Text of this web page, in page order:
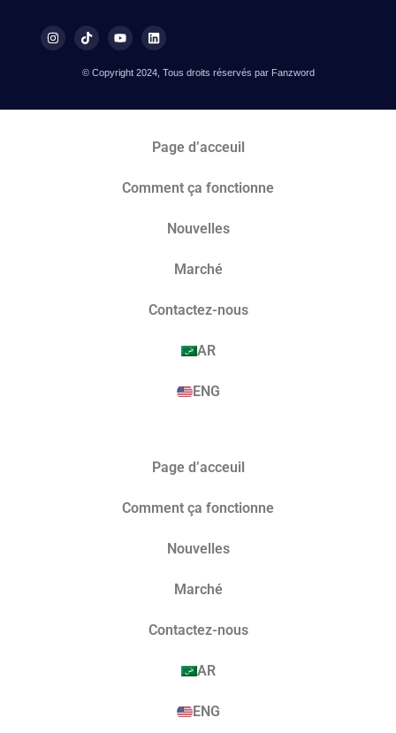
© Copyright 2024, Tous droits réservés par Fanzword
Page d’acceuil
Comment ça fonctionne
Nouvelles
Marché​
Contactez-nous
AR
ENG
Page d’acceuil
Comment ça fonctionne
Nouvelles
Marché​
Contactez-nous
AR
ENG